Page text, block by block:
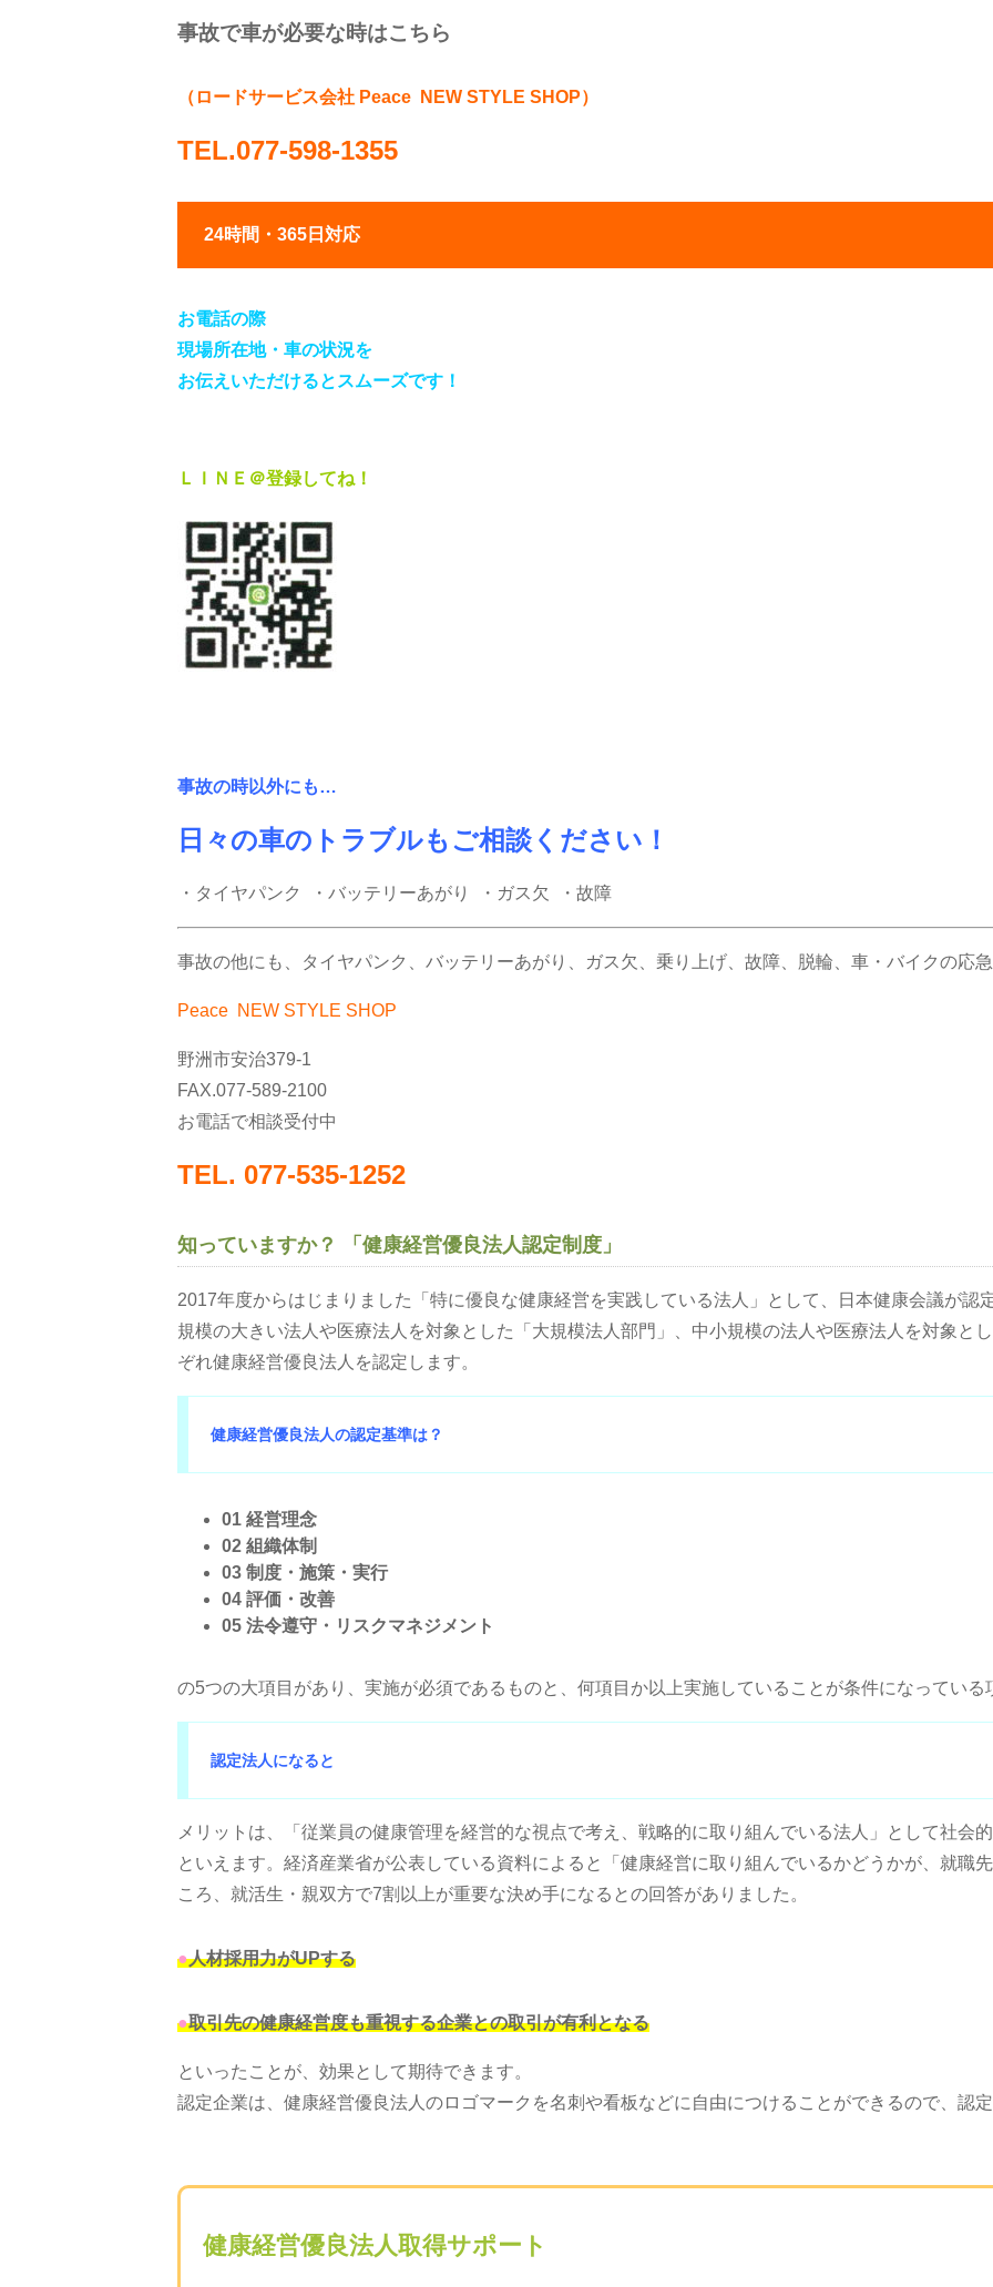
事故で車が必要な時はこちら
（ロードサービス会社 Peace NEW STYLE SHOP）
TEL.077-598-1355
24時間・365日対応
お電話の際
現場所在地・車の状況を
お伝えいただけるとスムーズです！
ＬＩＮＥ＠登録してね！
事故の時以外にも…
日々の車のトラブルもご相談ください！
・タイヤパンク ・バッテリーあがり ・ガス欠 ・故障
事故の他にも、タイヤパンク、バッテリーあがり、ガス欠、乗り上げ、故障、脱輪、車・バイクの応
Peace NEW STYLE SHOP
野洲市安治379-1
FAX.077-589-2100
お電話で相談受付中
TEL. 077-535-1252
知っていますか？ 「健康経営優良法人認定制度」
2017年度からはじまりました「特に優良な健康経営を実践している法人」として、日本健康会議が認
規模の大きい法人や医療法人を対象とした「大規模法人部門」、中小規模の法人や医療法人を対象と
ぞれ健康経営優良法人を認定します。
健康経営優良法人の認定基準は？
01 経営理念
02 組織体制
03 制度・施策・実行
04 評価・改善
05 法令遵守・リスクマネジメント
の5つの大項目があり、実施が必須であるものと、何項目か以上実施していることが条件になっている
認定法人になると
メリットは、「従業員の健康管理を経営的な視点で考え、戦略的に取り組んでいる法人」として社会
といえます。経済産業省が公表している資料によると「健康経営に取り組んでいるかどうかが、就職
ころ、就活生・親双方で7割以上が重要な決め手になるとの回答がありました。
●人材採用力がUPする
●取引先の健康経営度も重視する企業との取引が有利となる
といったことが、効果として期待できます。
認定企業は、健康経営優良法人のロゴマークを名刺や看板などに自由につけることができるので、認
健康経営優良法人取得サポート